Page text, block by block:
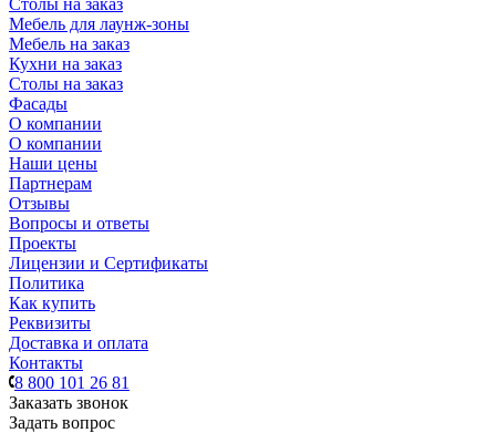
Столы на заказ
Мебель для лаунж-зоны
Мебель на заказ
Кухни на заказ
Столы на заказ
Фасады
О компании
О компании
Наши цены
Партнерам
Отзывы
Вопросы и ответы
Проекты
Лицензии и Сертификаты
Политика
Как купить
Реквизиты
Доставка и оплата
Контакты
8 800 101 26 81
Заказать звонок
Задать вопрос